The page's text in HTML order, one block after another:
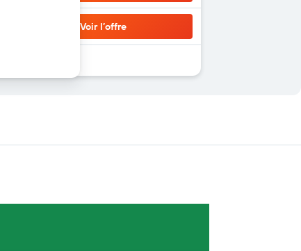
Voir l’offre